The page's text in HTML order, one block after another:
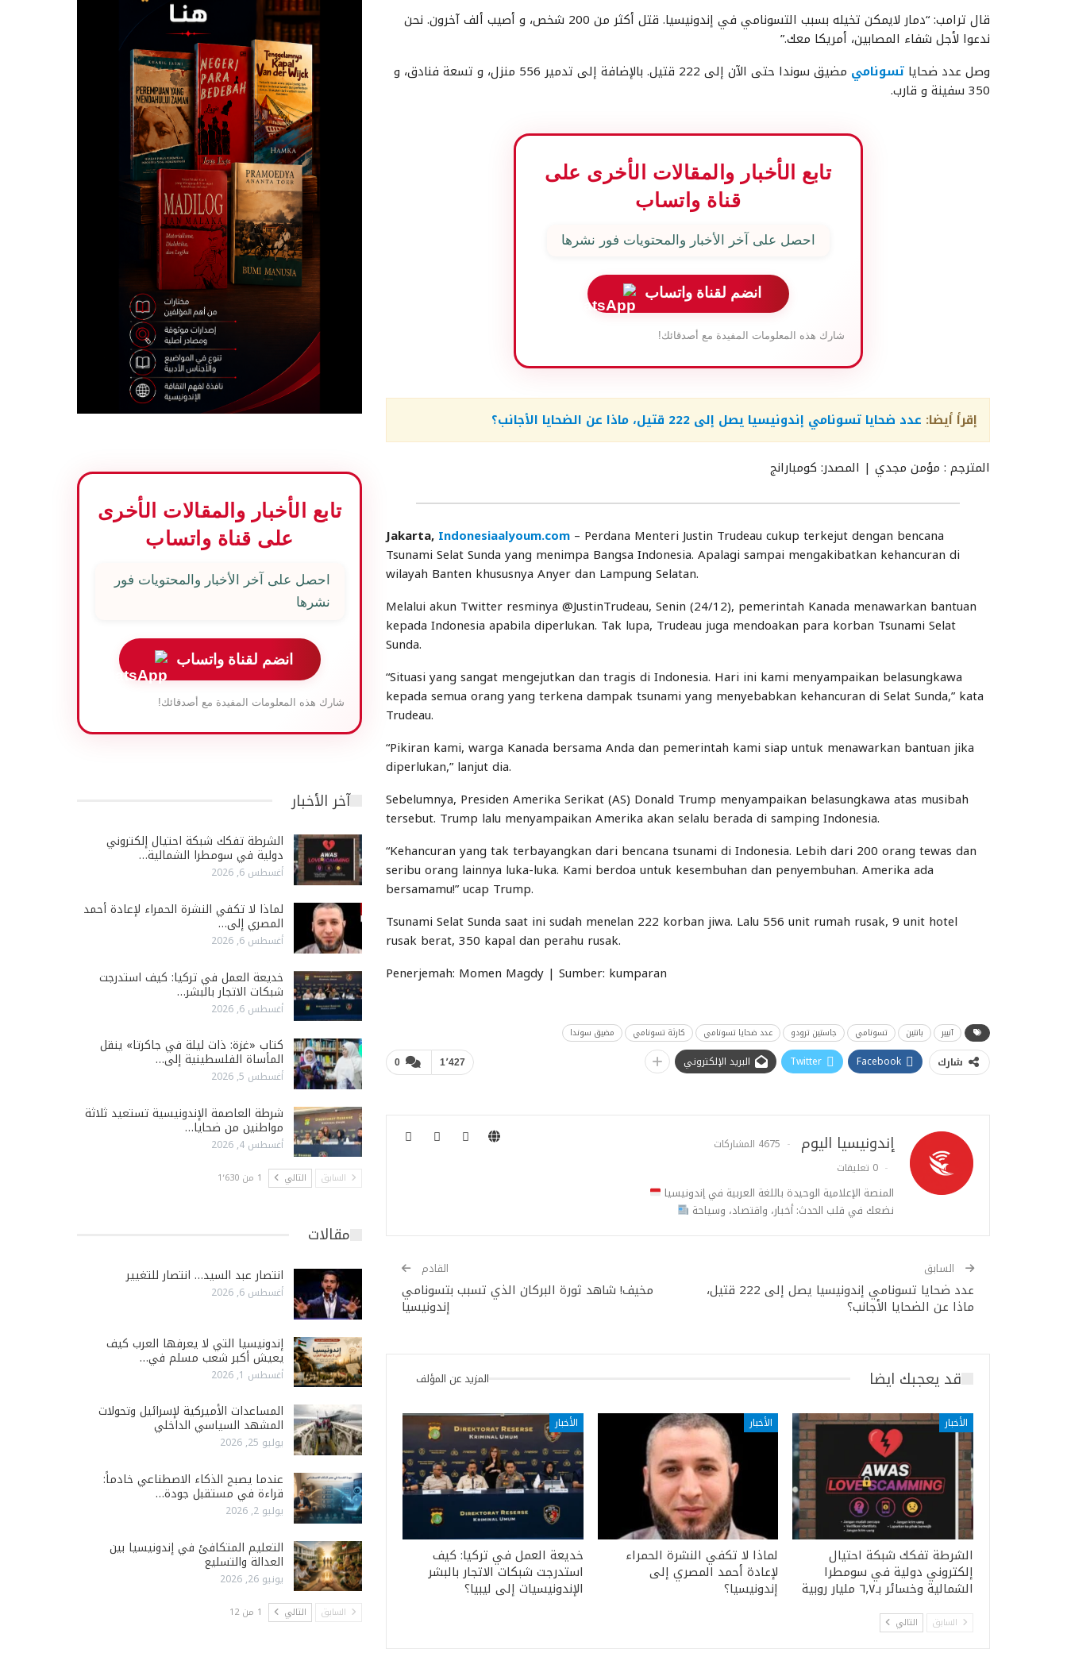
قال ترامب: “دمار لايمكن تخيله بسبب التسونامي في إندونيسيا. قتل أكثر من 200 شخص، و أصيب ألف آخرون. نحن
ندعوا لأجل شفاء المصابين، أمريكا معك.”
وصل عدد ضحايا تسونامي
مضيق سوندا حتى الآن إلى 222 قتيل. بالإضافة إلى تدمير 556 منزل، و تسعة فنادق، و
350 سفينة و قارب.
تابع الأخبار والمقالات الأخرى على
قناة واتساب
احصل على آخر الأخبار والمحتويات فور نشرها
انضم لقناة واتساب
شارك هذه المعلومات المفيدة مع أصدقائك!
إقرأ أيضا: عدد ضحايا تسونامي إندونيسيا يصل إلى 222 قتيل، ماذا عن الضحايا الأجانب؟
المترجم : مؤمن مجدي | المصدر: كومبارانج
Jakarta, Indonesiaalyoum.com – Perdana Menteri Justin Trudeau cukup terkejut dengan bencana
Tsunami Selat Sunda yang menimpa Bangsa Indonesia. Apalagi sampai mengakibatkan kehancuran di
wilayah Banten khususnya Anyer dan Lampung Selatan.
Melalui akun Twitter resminya @JustinTrudeau, Senin (24/12), pemerintah Kanada menawarkan bantuan
kepada Indonesia apabila diperlukan. Tak lupa, Trudeau juga mendoakan para korban Tsunami Selat
Sunda.
“Situasi yang sangat mengejutkan dan tragis di Indonesia. Hari ini kami menyampaikan belasungkawa
kepada semua orang yang terkena dampak tsunami yang menyebabkan kehancuran di Selat Sunda,” kata
Trudeau.
“Pikiran kami, warga Kanada bersama Anda dan pemerintah kami siap untuk menawarkan bantuan jika
diperlukan,” lanjut dia.
Sebelumnya, Presiden Amerika Serikat (AS) Donald Trump menyampaikan belasungkawa atas musibah
tersebut. Trump lalu menyampaikan Amerika akan selalu berada di samping Indonesia.
“Kehancuran yang tak terbayangkan dari bencana tsunami di Indonesia. Lebih dari 200 orang tewas dan
seribu orang lainnya luka-luka. Kami berdoa untuk kesembuhan dan penyembuhan. Amerika ada
bersamamu!” ucap Trump.
Tsunami Selat Sunda saat ini sudah menelan 222 korban jiwa. Lalu 556 unit rumah rusak, 9 unit hotel
rusak berat, 350 kapal dan perahu rusak.
Penerjemah: Momen Magdy | Sumber: kumparan
آنيير بانتين تسونامي جاستين ترودو عدد ضحايا تسونامي كارثة تسونامي مضيق سوندا
0 1٬427 شارك Facebook
Twitter البريد الإلكتروني
إندونيسيا اليوم
4675 المشاركات
0 تعليقات
المنصة الإعلامية الوحيدة باللغة العربية في إندونيسيا
نضعك في قلب الحدث: أخبار، واقتصاد، وسياحة
السابق
عدد ضحايا تسونامي إندونيسيا يصل إلى 222 قتيل،
ماذا عن الضحايا الأجانب؟
القادم
مخيف! شاهد ثورة البركان الذي تسبب بتسونامي
إندونيسيا
قد يعجبك ايضا المزيد عن المؤلف
الأخبار
الشرطة تفكك شبكة احتيال
إلكتروني دولية في سومطرا
الشمالية وخسائر بـ٦٫٧ مليار روبية
الأخبار
لماذا لا تكفي النشرة الحمراء
لإعادة أحمد المصري إلى
إندونيسيا؟
الأخبار
خديعة العمل في تركيا: كيف
استدرجت شبكات الاتجار بالبشر
الإندونيسيات إلى ليبيا؟
السابق التالي
تابع الأخبار والمقالات الأخرى
على قناة واتساب
احصل على آخر الأخبار والمحتويات فور
نشرها
انضم لقناة واتساب
شارك هذه المعلومات المفيدة مع أصدقائك!
آخر الأخبار
الشرطة تفكك شبكة احتيال إلكتروني
دولية في سومطرا الشمالية…
أغسطس 6, 2026
لماذا لا تكفي النشرة الحمراء لإعادة أحمد
المصري إلى…
أغسطس 6, 2026
خديعة العمل في تركيا: كيف استدرجت
شبكات الاتجار بالبشر…
أغسطس 6, 2026
كتاب «غزة: ذات ليلة في جاكرتا» ينقل
المأساة الفلسطينية إلى…
أغسطس 5, 2026
شرطة العاصمة الإندونيسية تستعيد ثلاثة
مواطنين من ضحايا…
أغسطس 4, 2026
السابق التالي 1 من 1٬630
مقالات
انتصار عبد السيد… انتصار للتغيير
أغسطس 6, 2026
إندونيسيا التي لا يعرفها العرب كيف
يعيش أكبر شعب مسلم في…
أغسطس 1, 2026
المساعدات الأميركية لإسرائيل وتحولات
المشهد السياسي الداخلي
يوليو 25, 2026
عندما يصبح الذكاء الاصطناعي خادماً:
قراءة في مستقبل جودة…
يوليو 2, 2026
التعليم المتكافئ في إندونيسيا بين
العدالة والتسليع
يونيو 26, 2026
السابق التالي 1 من 12